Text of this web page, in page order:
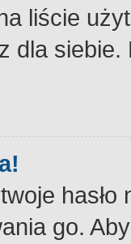
liście
dla
go.